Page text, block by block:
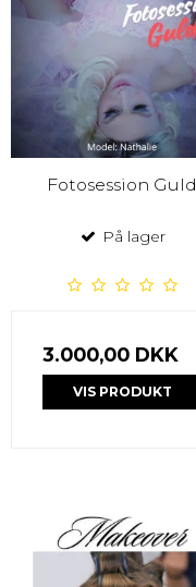
Fotosession Guld
På lager
3.000,00 DKK
VIS PRODUKT